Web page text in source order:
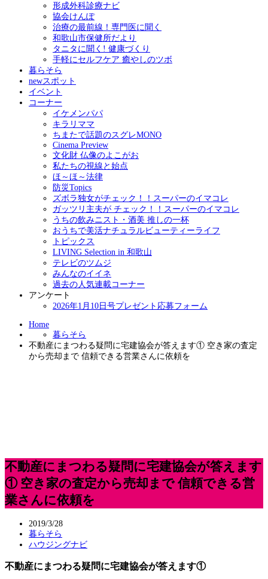
形成外科診療ナビ
協会けんぽ
治療の最前線！専門医に聞く
和歌山市保健所だより
タニタに聞く! 健康づくり
手軽にセルフケア 癒やしのツボ
暮らそら
newスポット
イベント
コーナー
イケメンパパ
キラリママ
ちまたで話題のスグレMONO
Cinema Preview
文化財 仏像のよこがお
私たちの視線と始点
ほ～ほ～法律
防災Topics
ズボラ独女がチェック！！スーパーのイマコレ
ガッツリ主夫が チェック！！スーパーのイマコレ
うちの飲みニスト・酒美 推しの一杯
おうちで美活ナチュラルビューティーライフ
トピックス
LIVING Selection in 和歌山
テレビのツムジ
みんなのイイネ
過去の人気連載コーナー
アンケート
2026年1月10日号プレゼント応募フォーム
Home
暮らそら
不動産にまつわる疑問に宅建協会が答えます① 空き家の査定
から売却まで 信頼できる営業さんに依頼を
不動産にまつわる疑問に宅建協会が答えます
① 空き家の査定から売却まで 信頼できる営
業さんに依頼を
2019/3/28
暮らそら
ハウジングナビ
不動産にまつわる疑問に宅建協会が答えます①